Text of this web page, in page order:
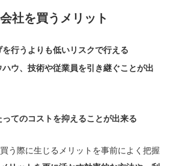
社を買うメリット
行うよりも低いリスクで行える
ウ、技術や従業員を引き継ぐことが出
てのコストを抑えることが出来る
う際に生じるメリットを事前によく把握